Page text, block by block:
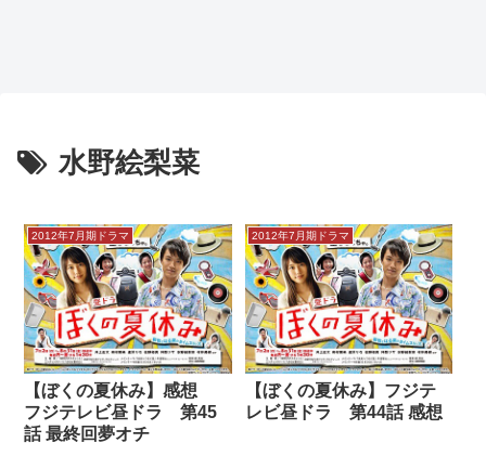
水野絵梨菜
2012年7月期ドラマ
【ぼくの夏休み】感想
フジテレビ昼ドラ 第45
話 最終回夢オチ
2012年7月期ドラマ
【ぼくの夏休み】フジテ
レビ昼ドラ 第44話 感想